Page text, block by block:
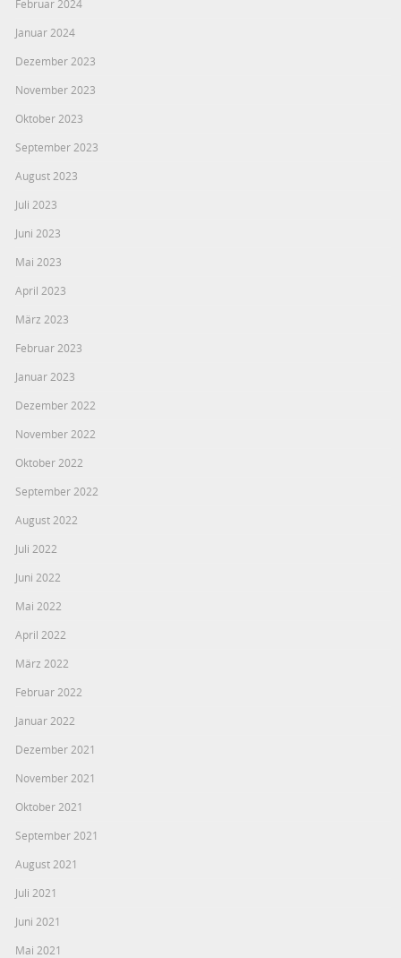
Februar 2024
Januar 2024
Dezember 2023
November 2023
Oktober 2023
September 2023
August 2023
Juli 2023
Juni 2023
Mai 2023
April 2023
März 2023
Februar 2023
Januar 2023
Dezember 2022
November 2022
Oktober 2022
September 2022
August 2022
Juli 2022
Juni 2022
Mai 2022
April 2022
März 2022
Februar 2022
Januar 2022
Dezember 2021
November 2021
Oktober 2021
September 2021
August 2021
Juli 2021
Juni 2021
Mai 2021